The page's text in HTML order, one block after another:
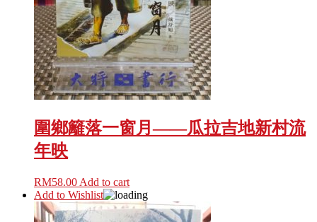
圍鄉籬落一窗月——瓜拉吉地新村流
年映
RM58.00 Add to cart
Add to Wishlist